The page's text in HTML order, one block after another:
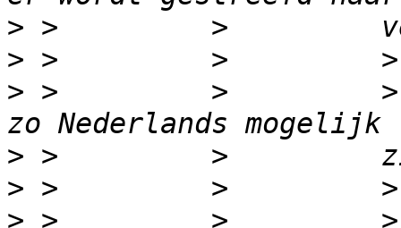
>
>
> >         >         >
>
>
> >         >         >